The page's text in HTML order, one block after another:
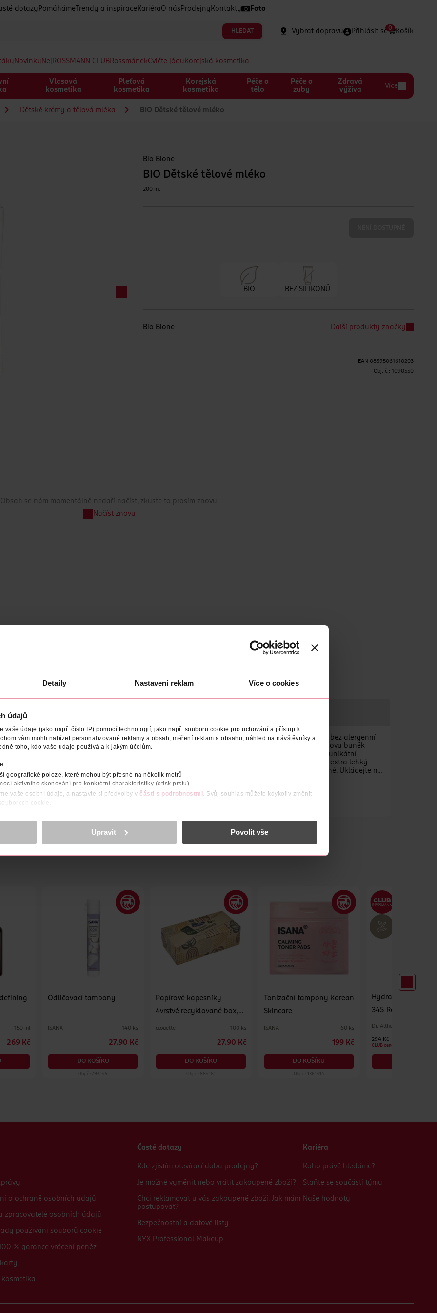
Detaily Nastavení reklam Více o cookies
údajů
vaše údaje (jako např. číslo IP) pomocí technologií, jako např. souborů cookie pro uchování a přístup k
vám mohli nabízet personalizované reklamy a obsah, měření reklam a obsahu, náhled na návštěvníky a
toho, kdo vaše údaje používá a k jakým účelům.
geografické poloze, které mohou být přesné na několik metrů
aktivního skenování pro konkrétní charakteristiky (otisk prstu)
vaše osobní údaje, a nastavte si předvolby v části s podrobnostmi. Svůj souhlas můžete kdykoliv změnit
cookie.
a reklam, funkcí sociálních médií, analýze návštěvnosti, které mohou nést osobní údaje.
osobních údajů.
<
Upravit Povolit vše
dotazy Pomáháme Trendy a inspirace Kariéra O nás Prodejny Kontakty Foto
HLEDAT Vybrat dopravu Přihlásit se Košík
0
Novinky Nej ROSSMANN CLUBRossmánekCvičte jógu Korejská kosmetika
Vlasová
kosmetika
Pleťová
kosmetika
Korejská
kosmetika
Péče o
tělo
Péče o
zuby
Zdravá
výživa
Více
Dětské krémy a tělová mléka BIO Dětské tělové mléko
Bio Bione
BIO Dětské tělové mléko
200 ml
BIO BEZ SILIKONŮ
Bio Bione Další produkty značky
EAN 08595061610203
Obj. č.: 1090550
Obsah se nám momentálně nedaří načíst, zkuste to prosím znovu.
Načíst znovu
dětskou pokožku. Obsahuje pouze vybrané složky, zcela bez neionogenních emulgátorů, s bez alergenní
provedení. Tělové mléko pokožku zvláční a doplní chybějící tuky. Allantoin podporuje obnovu buněk
chrání před volnými radikály. Dále obsahuje vzácné bambucké máslo, olivový a mandlový olej a unikátní
Po použití bude pokožka děťátka vláčná, hydratovaná a ochráněná. Mléko je vyrobeno jako extra lehký
BIO systému rostlinného polysacharidu a sójového lecitinu. Díky tomu je mléko velmi jemné. Ukládejte na
s výhradně bez alergenní parfemací.
bez silikonů a bez parabenů. Unikátní formulace bez konzervantů!
150 ml
269 Kč
Odličovací tampony
ISANA 140 ks
27.90 Kč
DO KOŠÍKU
Obj. č.: 796149
Papírové kapesníky
4vrstvé recyklované box,
alouette 100 ks
27.90 Kč
DO KOŠÍKU
Obj. č.: 884181
Tonizační tampony Korean
Skincare
ISANA 60 ks
199 Kč
DO KOŠÍKU
Obj. č.: 1361414
Hydratační
345 Relief Cream
Dr. Althea
294 Kč
CLUB cena
o ochraně osobních údajů
zpracovatelé osobních údajů
používání souborů cookie
% garance vrácení peněz
kosmetika
Časté dotazy
Kde zjistím otevírací dobu prodejny?
Je možné vyměnit nebo vrátit zakoupené zboží?
Chci reklamovat u vás zakoupené zboží. Jak mám
postupovat?
Bezpečnostní a datové listy
NYX Professional Makeup
Kariéra
Koho právě hledáme?
Staňte se součástí týmu
Naše hodnoty